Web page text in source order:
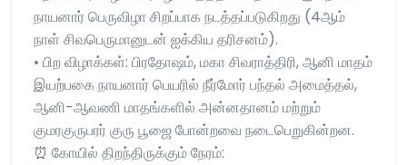
நாயனார் பெருவிழா சிறப்பாக நடத்தப்படுகிறது (4ஆம்
நாள் சிவபெருமானுடன் ஐக்கிய தரிசனம்).
• பிற விழாக்கள்: பிரதோஷம், மகா சிவராத்திரி, ஆனி மாதம்
இயற்பகை நாயனார் பெயரில் நீர்மோர் பந்தல் அமைத்தல்,
ஆனி-ஆவணி மாதங்களில் அன்னதானம் மற்றும்
குமரகுருபரர் குரு பூஜை போன்றவை நடைபெறுகின்றன.
⏰ கோயில் திறந்திருக்கும் நேரம்: